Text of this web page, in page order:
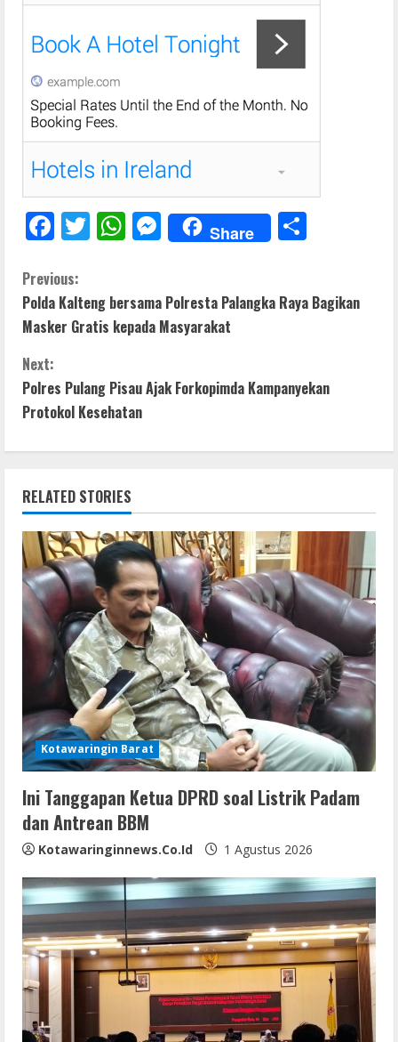
F
e
b
o
k
T
er
W
s
A
p
M
e
e
n
er
Share
e
C
o
n
t
u
e
R
e
a
d
i
n
g
Previous:
Polda Kalteng bersama Polresta Palangka Raya Bagikan
Masker Gratis kepada Masyarakat
Next:
Polres Pulang Pisau Ajak Forkopimda Kampanyekan
Protokol Kesehatan
RELATED STORIES
Kotawaringin Barat
Ini Tanggapan Ketua DPRD soal Listrik Padam
dan Antrean BBM
Kotawaringinnews.co.id 1 Agustus 2026